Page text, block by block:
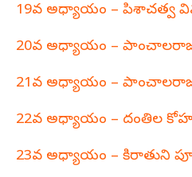
19వ అధ్యాయం – పిశాచత్వ
20వ అధ్యాయం – పాంచాలరాజు
21వ అధ్యాయం –
22వ అధ్యాయం – దంతిల
23వ అధ్యాయం – కిరాతుని